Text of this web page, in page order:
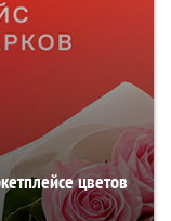
цветов